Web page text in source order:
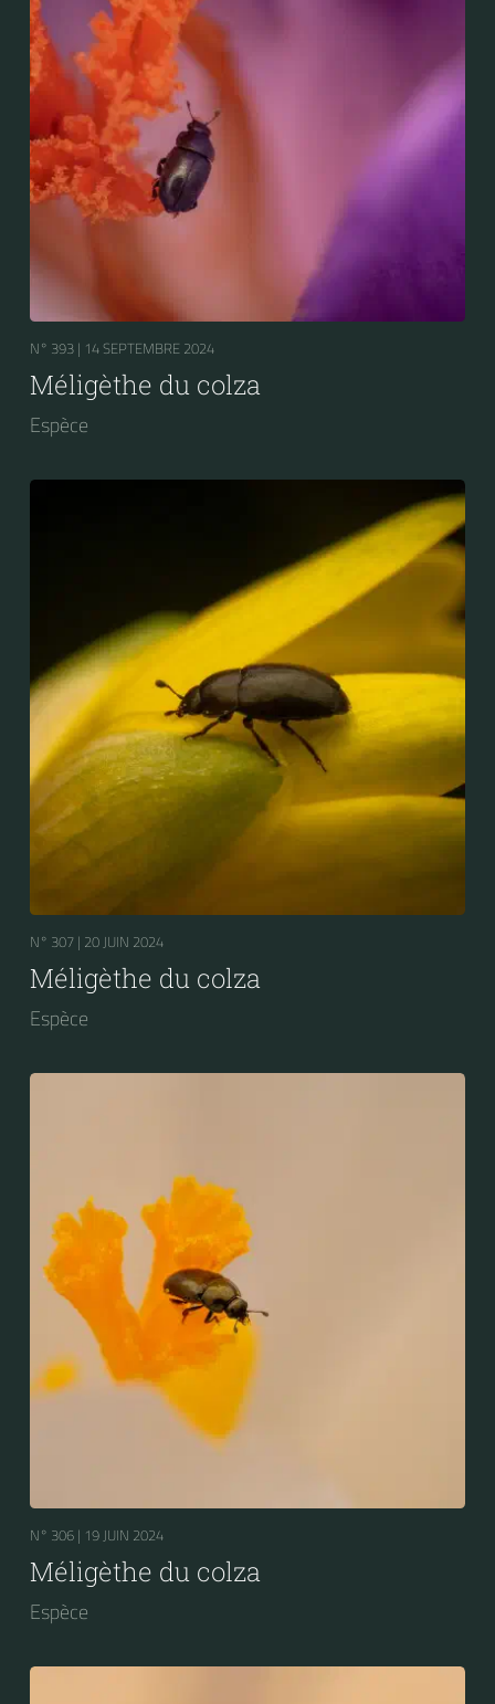
N° 393 | 14 SEPTEMBRE 2024
Méligèthe du colza
Espèce
N° 307 | 20 JUIN 2024
Méligèthe du colza
Espèce
N° 306 | 19 JUIN 2024
Méligèthe du colza
Espèce